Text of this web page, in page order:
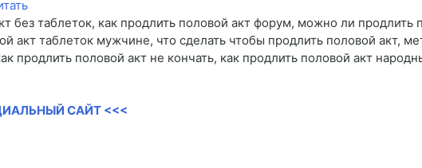
без таблеток, как продлить половой акт форум, можно ли
акт таблеток мужчине, что сделать чтобы продлить половой акт,
продлить половой акт не кончать, как продлить половой акт
САЙТ <<<